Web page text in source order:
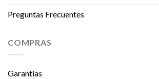
Preguntas Frecuentes
COMPRAS
Garantias